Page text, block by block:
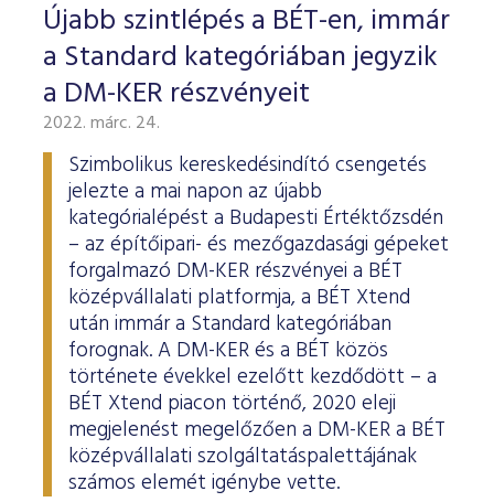
Újabb szintlépés a BÉT-en, immár
a Standard kategóriában jegyzik
a DM-KER részvényeit
2022. márc. 24.
Szimbolikus kereskedésindító csengetés
jelezte a mai napon az újabb
kategórialépést a Budapesti Értéktőzsdén
– az építőipari- és mezőgazdasági gépeket
forgalmazó DM-KER részvényei a BÉT
középvállalati platformja, a BÉT Xtend
után immár a Standard kategóriában
forognak. A DM-KER és a BÉT közös
története évekkel ezelőtt kezdődött – a
BÉT Xtend piacon történő, 2020 eleji
megjelenést megelőzően a DM-KER a BÉT
középvállalati szolgáltatáspalettájának
számos elemét igénybe vette.